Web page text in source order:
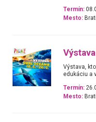
Termín:
Mesto:
Výstava,
edukáciu a
Termín:
Mesto: